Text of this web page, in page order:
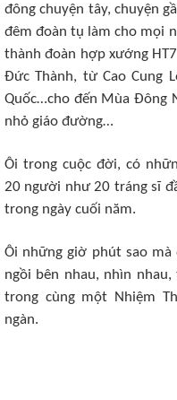
đông chuyện tây, chuyện
đêm đoàn tụ làm cho mọi
thành đoàn hợp xướng
Đức Thành, từ Cao Cung
Quốc…cho đến Mùa Đông
nhỏ giáo đường…
Ôi trong cuộc đời, có
20 người như 20 tráng sĩ
trong ngày cuối năm.
Ôi những giờ phút sao
ngồi bên nhau, nhìn
trong cùng một Nhiệm
ngàn.